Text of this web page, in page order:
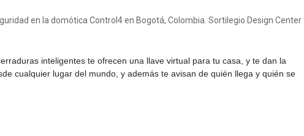
inteligentes te ofrecen una llave virtual para tu casa, y te dan la
cualquier lugar del mundo, y además te avisan de quién llega y quién se